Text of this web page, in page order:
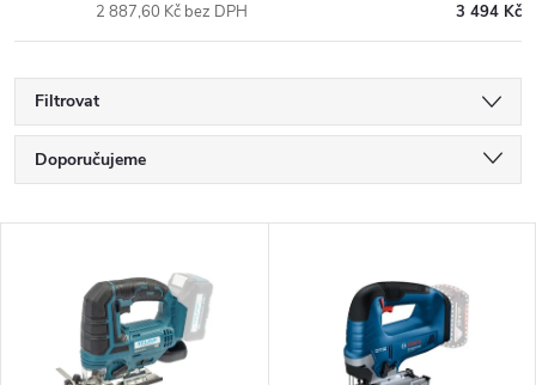
3 494 Kč
2 887,60 Kč bez DPH
Filtrovat
Ř
a
Doporučujeme
Nejprodávanější
Abecedně